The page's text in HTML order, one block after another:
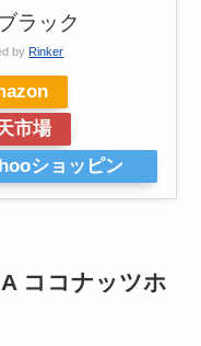
ラック
by Rinker
市場
ショッピン
ココナッツホ